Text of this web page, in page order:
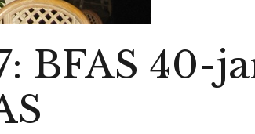
BFAS 40-